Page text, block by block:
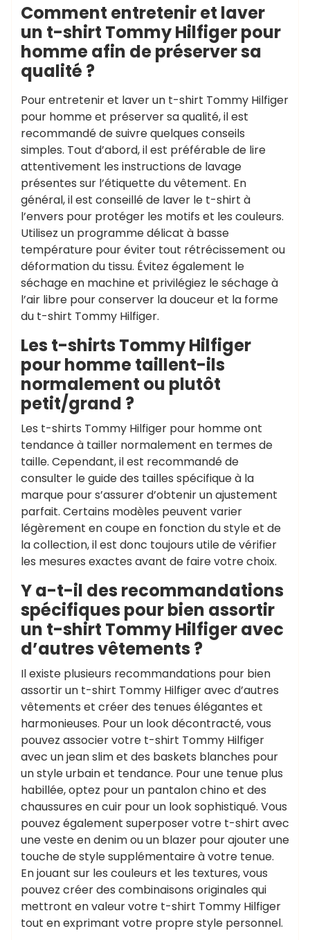
Comment entretenir et laver
un t-shirt Tommy Hilfiger pour
homme afin de préserver sa
qualité ?
Pour entretenir et laver un t-shirt Tommy Hilfiger
pour homme et préserver sa qualité, il est
recommandé de suivre quelques conseils
simples. Tout d’abord, il est préférable de lire
attentivement les instructions de lavage
présentes sur l’étiquette du vêtement. En
général, il est conseillé de laver le t-shirt à
l’envers pour protéger les motifs et les couleurs.
Utilisez un programme délicat à basse
température pour éviter tout rétrécissement ou
déformation du tissu. Évitez également le
séchage en machine et privilégiez le séchage à
l’air libre pour conserver la douceur et la forme
du t-shirt Tommy Hilfiger.
Les t-shirts Tommy Hilfiger
pour homme taillent-ils
normalement ou plutôt
petit/grand ?
Les t-shirts Tommy Hilfiger pour homme ont
tendance à tailler normalement en termes de
taille. Cependant, il est recommandé de
consulter le guide des tailles spécifique à la
marque pour s’assurer d’obtenir un ajustement
parfait. Certains modèles peuvent varier
légèrement en coupe en fonction du style et de
la collection, il est donc toujours utile de vérifier
les mesures exactes avant de faire votre choix.
Y a-t-il des recommandations
spécifiques pour bien assortir
un t-shirt Tommy Hilfiger avec
d’autres vêtements ?
Il existe plusieurs recommandations pour bien
assortir un t-shirt Tommy Hilfiger avec d’autres
vêtements et créer des tenues élégantes et
harmonieuses. Pour un look décontracté, vous
pouvez associer votre t-shirt Tommy Hilfiger
avec un jean slim et des baskets blanches pour
un style urbain et tendance. Pour une tenue plus
habillée, optez pour un pantalon chino et des
chaussures en cuir pour un look sophistiqué. Vous
pouvez également superposer votre t-shirt avec
une veste en denim ou un blazer pour ajouter une
touche de style supplémentaire à votre tenue.
En jouant sur les couleurs et les textures, vous
pouvez créer des combinaisons originales qui
mettront en valeur votre t-shirt Tommy Hilfiger
tout en exprimant votre propre style personnel.